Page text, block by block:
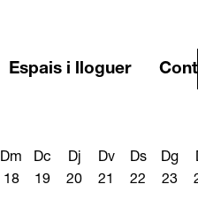
Espais i lloguer
Dm
18
Dc
19
Dj
20
Dv
21
Ds
22
Dg
23